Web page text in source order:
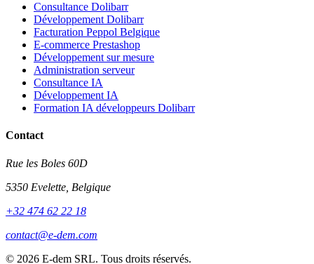
Consultance Dolibarr
Développement Dolibarr
Facturation Peppol Belgique
E-commerce Prestashop
Développement sur mesure
Administration serveur
Consultance IA
Développement IA
Formation IA développeurs Dolibarr
Contact
Rue les Boles 60D
5350 Evelette, Belgique
+32 474 62 22 18
contact@e-dem.com
© 2026 E-dem SRL. Tous droits réservés.